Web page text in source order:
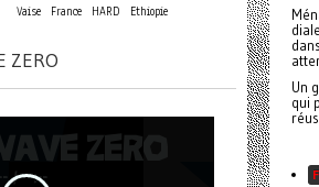
Un
qui
Vaise
France HARD Ethiopie
ZERO